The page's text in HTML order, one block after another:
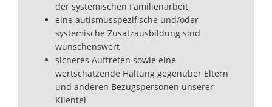
der systemischen Familienarbeit
eine autismusspezifische und/oder
systemische Zusatzausbildung sind
wünschenswert
sicheres Auftreten sowie eine
wertschätzende Haltung gegenüber Eltern
und anderen Bezugspersonen unserer
Klientel